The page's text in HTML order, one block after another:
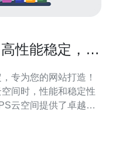
性能稳定，专
专为您的网站打造！
间时，性能和稳定性
云空间提供了卓越的
件设施，包括高速处